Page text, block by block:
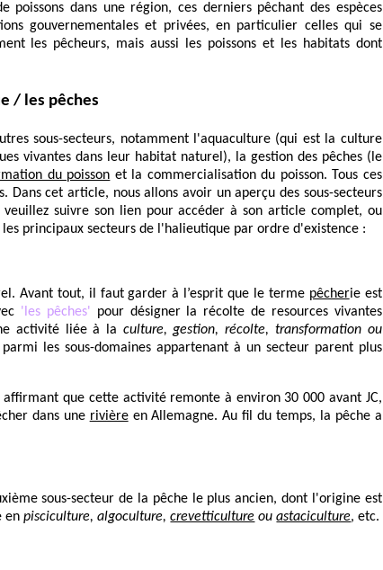
dans une région, ces derniers pêchant des espèces
gouvernementales et privées, en particulier celles qui se
les pêcheurs, mais aussi les poissons et les habitats dont
/ les pêches
sous-secteurs, notamment l'aquaculture (qui est la culture
vivantes dans leur habitat naturel), la gestion des pêches (le
du poisson et la commercialisation du poisson. Tous ces
Dans cet article, nous allons avoir un aperçu des sous-secteurs
suivre son lien pour accéder à son article complet, ou
principaux secteurs de l'halieutique par ordre d'existence :
Avant tout, il faut garder à l’esprit que le terme pêcherie est
'les pêches' pour désigner la récolte de resources vivantes
activité liée à la culture, gestion, récolte, transformation ou
les sous-domaines appartenant à un secteur parent plus
que cette activité remonte à environ 30 000 avant JC,
dans une rivièreen Allemagne. Au fil du temps, la pêche a
sous-secteur de la pêche le plus ancien, dont l'origine est
enpisciculture, algoculture,crevetticulture ouastaciculture, etc.